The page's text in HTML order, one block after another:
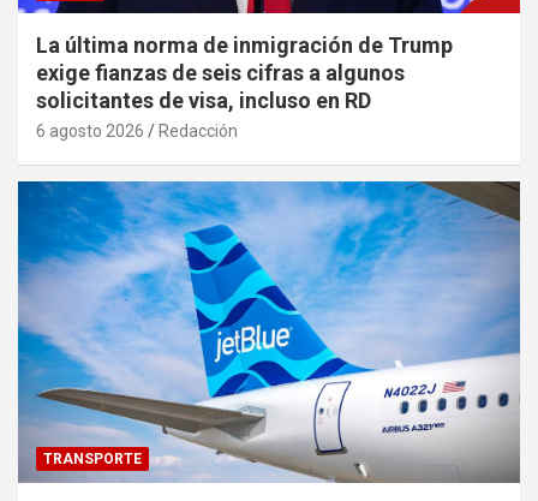
La última norma de inmigración de Trump
exige fianzas de seis cifras a algunos
solicitantes de visa, incluso en RD
6 agosto 2026 Redacción
TRANSPORTE